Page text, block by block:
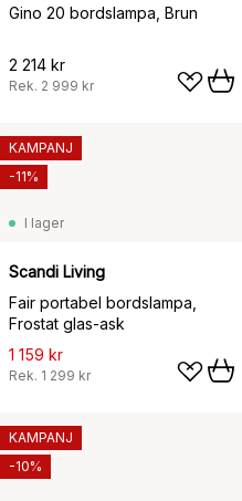
Gino 20 bordslampa, Brun
2 214 kr
Rek. 2 999 kr
I lager
Scandi Living
Fair portabel bordslampa,
Frostat glas-ask
1 159 kr
Rek. 1 299 kr
KAMPANJ
-11%
KAMPANJ
-10%